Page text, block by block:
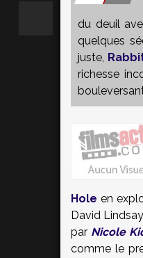
du deuil
quelques
juste,
richesse
Hole en
David
par Nicole
comme le